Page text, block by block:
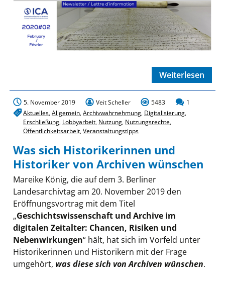
Weiterlesen
5. November 2019 Veit Scheller 5483
1
Aktuelles,Allgemein,Archivwahrnehmung, Digitalisierung,
Erschließung, Lobbyarbeit, Nutzung, Nutzungsrechte,
Öffentlichkeitsarbeit,Veranstaltungstipps
Was sich Historikerinnen und
Historiker von Archiven wünschen
Mareike König, die auf dem 3. Berliner
Landesarchivtag am 20. November 2019 den
Eröffnungsvortrag mit dem Titel
„Geschichtswissenschaft und Archive im
digitalen Zeitalter: Chancen, Risiken und
Nebenwirkungen“ hält, hat sich im Vorfeld unter
Historikerinnen und Historikern mit der Frage
umgehört, was diese sich von Archiven wünschen.